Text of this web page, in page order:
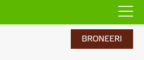
BRONEERI